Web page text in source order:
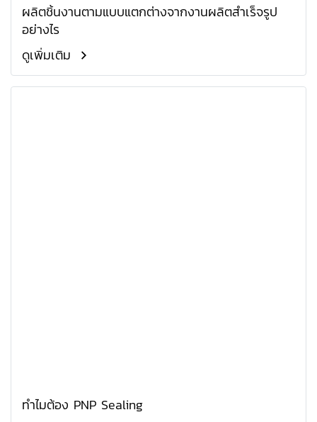
ผลิตชิ้นงานตามแบบแตกต่างจากงานผลิตสำเร็จรูป
อย่างไร
ดูเพิ่มเติม
ทำไมต้อง PNP Sealing